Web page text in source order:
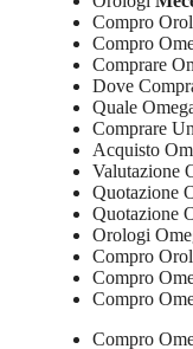
Compro
Compro
Comprare
Dove
Quale
Comprare
Acquisto
Valutazione
Quotazione
Quotazione
Orologi
Compro
Compro
Compro
Compro